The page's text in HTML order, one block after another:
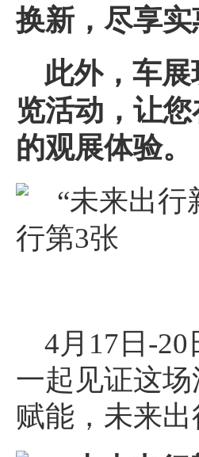
换新，尽享
此外，车
览活动，让
的观展体验。
4月17日-
一起见证这
赋能，未来